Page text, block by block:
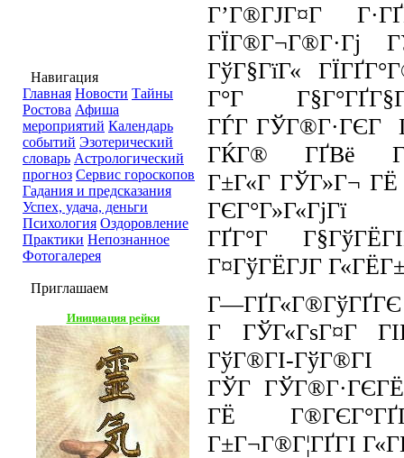
Навигация
Главная Новости Тайны
Ростова Афиша
мероприятий Календарь
событий Эзотерический
словарь Астрологический
прогноз Сервис гороскопов
Гадания и предсказания
Успех, удача, деньги
Психология Оздоровление
Практики Непознанное
Фотогалерея
Приглашаем
Инициация рейки
Г’Г®ГЈГ¤Г
ГўГ§ГїГ«
Г°Г
ГЃГ ГЎГ®Г·ГЄГ
ГЌГ® ГҐВё
Г±Г«Г ГЎГ»Г¬
ГҐГ°Г
Г¤ГўГЁГЈГ
Г ГЎГ«ГѕГ¤Г
ГўГ®ГІ-
ГЎГ ГЎГ®Г·ГЄГЁ
ГЁ
Г±Г¬Г®Г¦ГҐГІ